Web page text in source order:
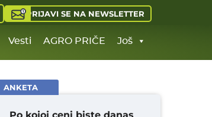
PRIJAVI SE NA NEWSLETTER
Vesti AGRO PRIČE Još
ANKETA